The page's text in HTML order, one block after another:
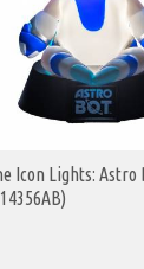
Icon Lights: Astro